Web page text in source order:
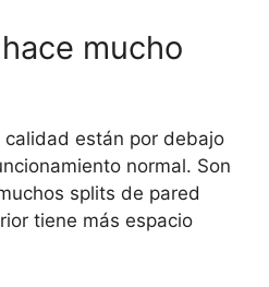
mucho
están por debajo
normal. Son
splits de pared
tiene más espacio